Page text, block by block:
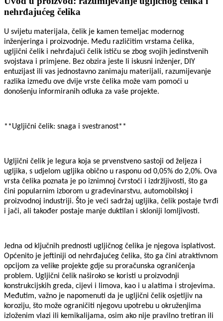
nehrđajućeg čelika
U svijetu materijala, čelik je kamen temeljac modernog
inženjeringa i proizvodnje. Među različitim vrstama čelika,
ugljični čelik i nehrđajući čelik ističu se zbog svojih jedinstvenih
svojstava i primjene. Bez obzira jeste li iskusni inženjer, DIY
entuzijast ili vas jednostavno zanimaju materijali, razumijevanje
razlika između ove dvije vrste čelika može vam pomoći u
donošenju informiranih odluka za vaše projekte.
**Ugljični čelik: snaga i svestranost**
Ugljični čelik je legura koja se prvenstveno sastoji od željeza i
ugljika, s udjelom ugljika obično u rasponu od 0,05% do 2,0%. Ova
vrsta čelika poznata je po iznimnoj čvrstoći i izdržljivosti, što ga
čini popularnim izborom u građevinarstvu, automobilskoj i
proizvodnoj industriji. Što je veći sadržaj ugljika, čelik postaje tvrđi
i jači, ali također postaje manje duktilan i skloniji lomljivosti.
Jedna od ključnih prednosti ugljičnog čelika je njegova isplativost.
Općenito je jeftiniji od nehrđajućeg čelika, što ga čini atraktivnom
opcijom za velike projekte gdje su proračunska ograničenja
problem. Ugljični čelik naširoko se koristi u proizvodnji
konstrukcijskih greda, cijevi i limova, kao i u alatima i strojevima.
Međutim, važno je napomenuti da je ugljični čelik osjetljiv na
koroziju, što može ograničiti njegovu upotrebu u okruženjima
izloženim vlazi ili kemikalijama, osim ako nije pravilno tretiran ili